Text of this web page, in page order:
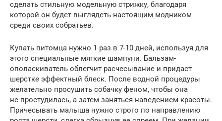
сделать стильную модельную стрижку, благодаря
которой он будет выглядеть настоящим модником
среди своих собратьев.
Купать питомца нужно 1 раз в 7-10 дней, используя для
этого специальные мягкие шампуни. Бальзам-
ополаскиватель облегчит расчесывание и придаст
шерстке эффектный блеск. После водной процедуры
желательно просушить собачку феном, чтобы она
не простудилась, а затем заняться наведением красоты.
Причесывать малыша нужно строго по направлению